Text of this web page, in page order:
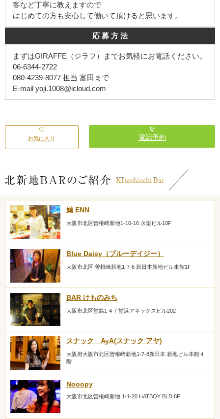
客など丁寧に教えますので
はじめての方も安心して働いて頂けると思います。
応 募 方 法
まずはGIRAFFE（ジラフ）までお気軽にお電話ください。
06-6344-2722
080-4239-8077 担当 富田まで
E-mail yoji.1008@icloud.com
お気に入り 電話予約
嫣 ENN
大阪市北区曽根崎新地1-10-16 永楽ビル10F
Blue Daisy（ブルーデイジー）
大阪市北区 曽根崎新地1-7-6 新日本新地ビル東館1F
BAR けものみち
大阪市北区堂島1-4-7 堂浜アネックスビル202
スナック AyA(スナック アヤ)
大阪府大阪市北区曽根崎新地1-7-8新日本 新地ビル本館４
階
Nooopy
大阪市北区曽根崎新地 1-1-20 HATBOY BLD 8F